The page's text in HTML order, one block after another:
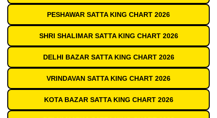
PESHAWAR SATTA KING CHART 2026
SHRI SHALIMAR SATTA KING CHART 2026
DELHI BAZAR SATTA KING CHART 2026
VRINDAVAN SATTA KING CHART 2026
KOTA BAZAR SATTA KING CHART 2026